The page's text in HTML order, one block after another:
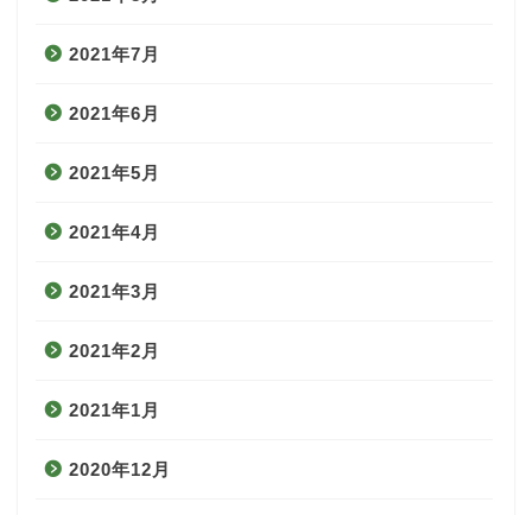
2021年7月
2021年6月
2021年5月
2021年4月
2021年3月
2021年2月
2021年1月
2020年12月